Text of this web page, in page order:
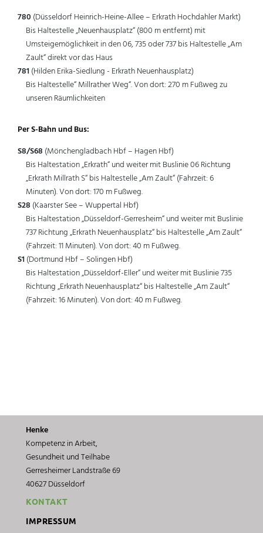
780 (Düsseldorf Heinrich-Heine-Allee – Erkrath Hochdahler Markt)
Bis Haltestelle „Neuenhausplatz“ (800 m entfernt) mit
Umsteigemöglichkeit in den 06, 735 oder 737 bis Haltestelle „Am
Zault“ direkt vor das Haus
781 (Hilden Erika-Siedlung - Erkrath Neuenhausplatz)
Bis Haltestelle“ Millrather Weg“. Von dort: 270 m Fußweg zu
unseren Räumlichkeiten
Per S-Bahn und Bus:
S8/S68 (Mönchengladbach Hbf – Hagen Hbf)
Bis Haltestation „Erkrath“ und weiter mit Buslinie 06 Richtung
„Erkrath Millrath S“ bis Haltestelle „Am Zault“ (Fahrzeit: 6
Minuten). Von dort: 170 m Fußweg.
S28 (Kaarster See – Wuppertal Hbf)
Bis Haltestation „Düsseldorf-Gerresheim“ und weiter mit Buslinie
737 Richtung „Erkrath Neuenhausplatz“ bis Haltestelle „Am Zault“
(Fahrzeit: 11 Minuten). Von dort: 40 m Fußweg.
S1 (Dortmund Hbf – Solingen Hbf)
Bis Haltestation „Düsseldorf-Eller“ und weiter mit Buslinie 735
Richtung „Erkrath Neuenhausplatz“ bis Haltestelle „Am Zault“
(Fahrzeit: 16 Minuten). Von dort: 40 m Fußweg.
Henke
Kompetenz in Arbeit,
Gesundheit und Teilhabe
Gerresheimer Landstraße 69
40627 Düsseldorf
KONTAKT
IMPRESSUM